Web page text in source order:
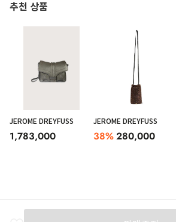
추천 상품
JEROME DREYFUSS
1,783,000
JEROME DREYFUSS
38%280,000